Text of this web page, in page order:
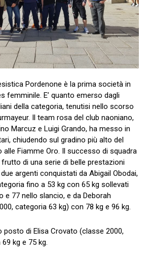
Pordenone è la prima società in
femminile. E’ quanto emerso dagli
della categoria, tenutisi nello scorso
Il team rosa del club naoniano,
Marcuz e Luigi Grando, ha messo in
chiudendo sul gradino più alto del
alle Fiamme Oro. Il successo di squadra
di una serie di belle prestazioni
argenti conquistati da Abigail Obodai,
fino a 53 kg con 65 kg sollevati
e 77 nello slancio, e da Deborah
categoria 63 kg) con 78 kg e 96 kg.
posto di Elisa Crovato (classe 2000,
kg e 75 kg.